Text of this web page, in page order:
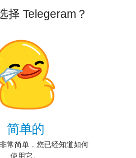
择 Telegeram？
简单的
非常简单，您已经知道如何
使用它。